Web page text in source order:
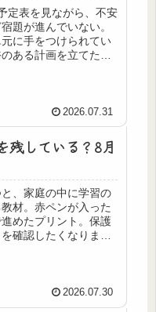
定表を見ながら、不安
題が進んでいない。
に手をつけられてい
ある計画を立てたつ
2026.07.31
残している？8月
、家庭の中に学習の
材。赤ペンが入った
めたプリント。保護
確認したくなりま
2026.07.30